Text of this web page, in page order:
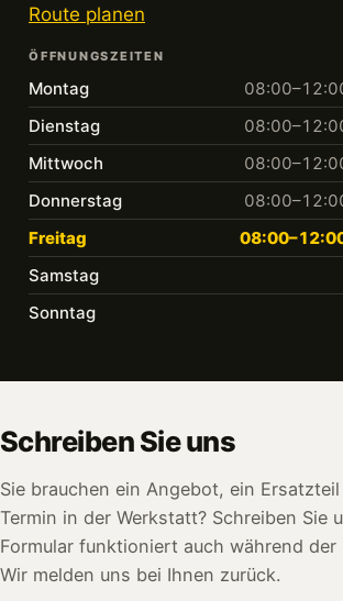
Route planen
ÖFFNUNGSZEITEN
Montag
Dienstag
Mittwoch
Donnerstag
Freitag
Samstag
Sonntag
Schreiben Sie uns
Sie brauchen ein Angebot, ein
Termin in der Werkstatt? Schreiben Sie
Formular funktioniert auch während der
Wir melden uns bei Ihnen zurück.